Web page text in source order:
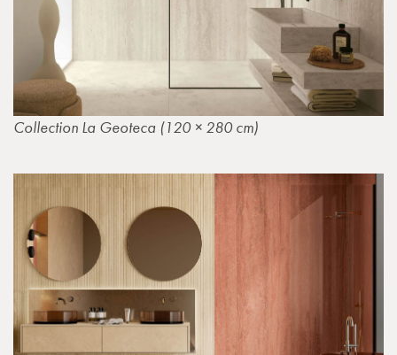
Collection La Geoteca (120 × 280 cm)